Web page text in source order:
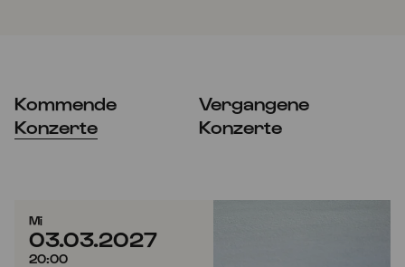
Kommende
Konzerte
Vergangene
Konzerte
Mi
03.03.2027
20:00